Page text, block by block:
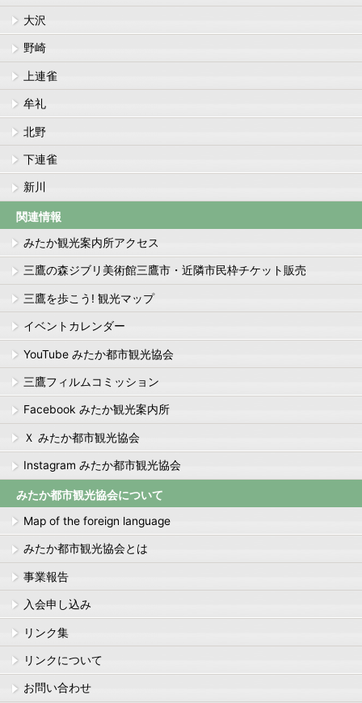
大沢
野崎
上連雀
牟礼
北野
下連雀
新川
関連情報
みたか観光案内所アクセス
三鷹の森ジブリ美術館三鷹市・近隣市民枠チケット販売
三鷹を歩こう! 観光マップ
イベントカレンダー
YouTube みたか都市観光協会
三鷹フィルムコミッション
Facebook みたか観光案内所
Ｘ みたか都市観光協会
Instagram みたか都市観光協会
みたか都市観光協会について
Map of the foreign language
みたか都市観光協会とは
事業報告
入会申し込み
リンク集
リンクについて
お問い合わせ